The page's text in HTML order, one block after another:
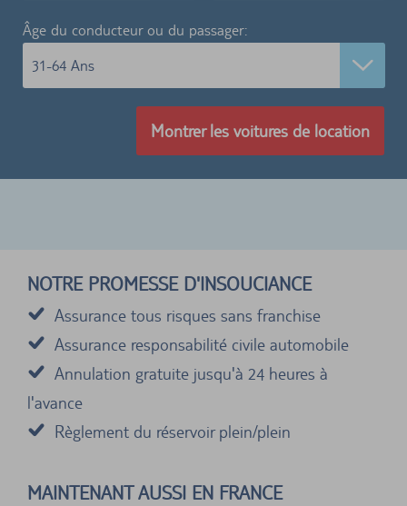
Âge du conducteur ou du passager:
31-64 Ans
Montrer les voitures de location
NOTRE PROMESSE D'INSOUCIANCE
Assurance tous risques sans franchise
Assurance responsabilité civile automobile
Annulation gratuite jusqu'à 24 heures à
l'avance
Règlement du réservoir plein/plein
MAINTENANT AUSSI EN FRANCE